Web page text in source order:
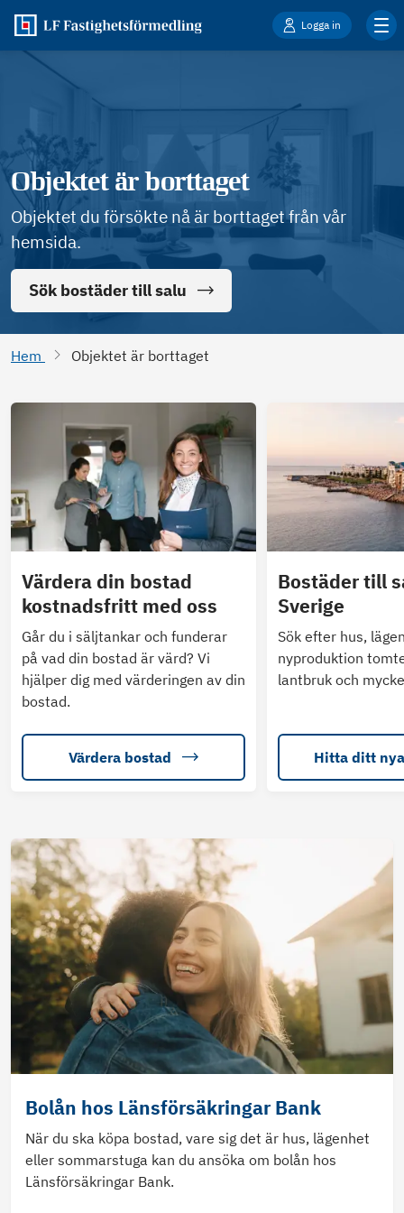
Logga in
Objektet är borttaget
Objektet du försökte nå är borttaget från vår
hemsida.
Sök bostäder till salu
Hem Objektet är borttaget
Värdera din bostad
kostnadsfritt med oss
Går du i säljtankar och funderar
på vad din bostad är värd? Vi
hjälper dig med värderingen av din
bostad.
Värdera bostad
Bostäder till
Sverige
Sök efter hus,
nyproduktion
lantbruk och
Hitta ditt
Bolån hos Länsförsäkringar Bank
När du ska köpa bostad, vare sig det är hus, lägenhet
eller sommarstuga kan du ansöka om bolån hos
Länsförsäkringar Bank.